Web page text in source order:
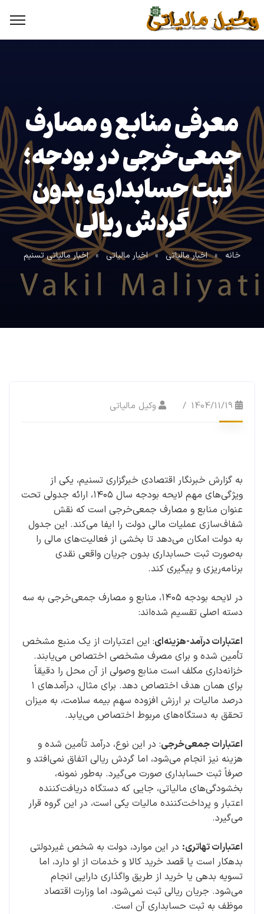
معرفی منابع و مصارف
جمعی‌خرجی در بودجه؛
ثبت حسابداری بدون
گردش ریالی
خانه » اخبار مالیاتی » اخبار مالیاتی » اخبار مالیاتی تسنیم
1404/11/19 وکیل مالیاتی
به گزارش خبرنگار اقتصادی خبرگزاری تسنیم، یکی از
ویژگی‌های مهم لایحه بودجه سال ۱۴۰۵، ارائه جدولی تحت
عنوان منابع و مصارف جمعی‌خرجی است که نقش
شفاف‌سازی عملیات مالی دولت را ایفا می‌کند. این جدول
به دولت امکان می‌دهد تا بخشی از فعالیت‌های مالی را
به‌صورت ثبت حسابداری بدون جریان واقعی نقدی
برنامه‌ریزی و پیگیری کند.
در لایحه بودجه ۱۴۰۵، منابع و مصارف جمعی‌خرجی به سه
دسته اصلی تقسیم شده‌اند:
اعتبارات درآمد-هزینه‌ای: این اعتبارات از یک منبع مشخص
تأمین شده و برای مصرف مشخصی اختصاص می‌یابند.
خزانه‌داری مکلف است منابع وصولی از آن محل را دقیقاً
برای همان هدف اختصاص دهد. برای مثال، درآمدهای ۱
درصد مالیات بر ارزش افزوده سهم بیمه سلامت، به میزان
تحقق به دستگاه‌های مربوط اختصاص می‌یابد.
اعتبارات جمعی‌خرجی: در این نوع، درآمد تأمین شده و
هزینه نیز انجام می‌شود، اما گردش ریالی اتفاق نمی‌افتد و
صرفاً ثبت حسابداری صورت می‌گیرد. به‌طور نمونه،
بخشودگی‌های مالیاتی، جایی که دستگاه دریافت‌کننده
اعتبار و پرداخت‌کننده مالیات یکی است، در این گروه قرار
می‌گیرد.
اعتبارات تهاتری: در این موارد، دولت به شخص غیردولتی
بدهکار است یا قصد خرید کالا و خدمات از او دارد، اما
تسویه بدهی یا خرید از طریق واگذاری دارایی انجام
می‌شود. جریان ریالی ثبت نمی‌شود، اما وزارت اقتصاد
موظف به ثبت حسابداری آن است.